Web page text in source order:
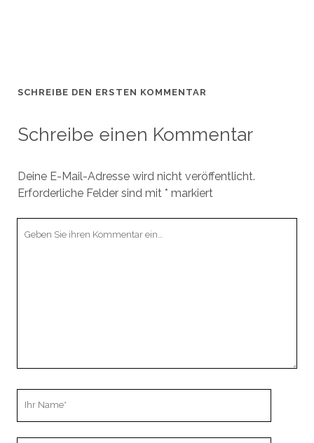
SCHREIBE DEN ERSTEN KOMMENTAR
Schreibe einen Kommentar
Deine E-Mail-Adresse wird nicht veröffentlicht.
Erforderliche Felder sind mit * markiert